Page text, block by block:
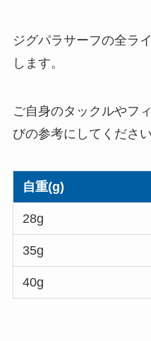
ジグパラサーフの全ラ
します。
ご自身のタックルやフ
びの参考にしてください
自重(g)
28g
35g
40g